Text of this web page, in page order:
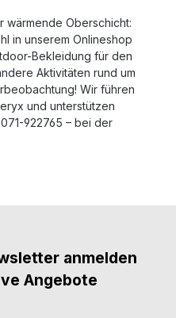
wärmende Oberschicht:
in unserem Onlineshop
Bekleidung für den
Aktivitäten rund um
Wir führen
und unterstützen
922765 – bei der
anmelden
Angebote